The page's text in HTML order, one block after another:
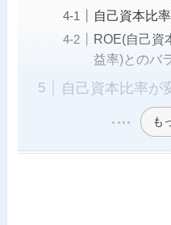
自己資本比
ROE(自己資
益率)とのバ
自己資本比率が
も